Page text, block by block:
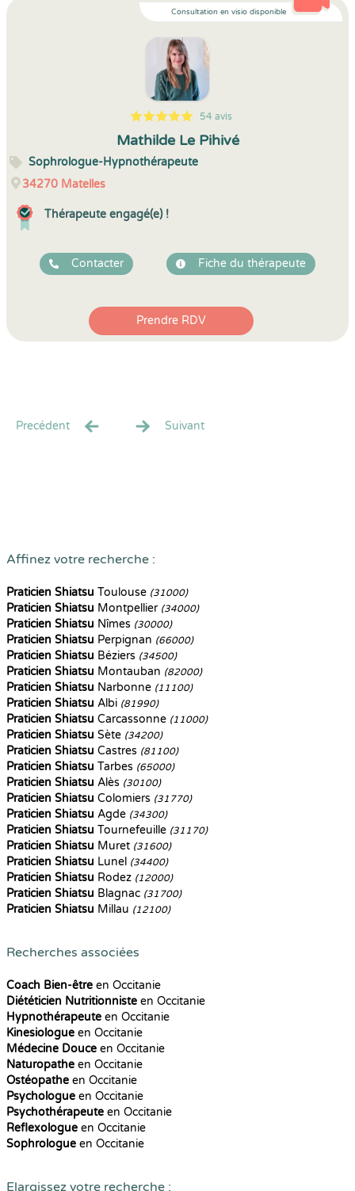
Consultation en visio disponible
5
1
5
54 54 avis
Mathilde Le Pihivé
Sophrologue-Hypnothérapeute
34270 Matelles
Thérapeute engagé(e) !
Contacter Fiche du thérapeute
Prendre RDV
Precédent Suivant
Affinez votre recherche :
Praticien Shiatsu Toulouse (31000)
Praticien Shiatsu Montpellier (34000)
Praticien Shiatsu Nîmes (30000)
Praticien Shiatsu Perpignan (66000)
Praticien Shiatsu Béziers (34500)
Praticien Shiatsu Montauban (82000)
Praticien Shiatsu Narbonne (11100)
Praticien Shiatsu Albi (81990)
Praticien Shiatsu Carcassonne (11000)
Praticien Shiatsu Sète (34200)
Praticien Shiatsu Castres (81100)
Praticien Shiatsu Tarbes (65000)
Praticien Shiatsu Alès (30100)
Praticien Shiatsu Colomiers (31770)
Praticien Shiatsu Agde (34300)
Praticien Shiatsu Tournefeuille (31170)
Praticien Shiatsu Muret (31600)
Praticien Shiatsu Lunel (34400)
Praticien Shiatsu Rodez (12000)
Praticien Shiatsu Blagnac (31700)
Praticien Shiatsu Millau (12100)
Recherches associées
Coach Bien-être en Occitanie
Diététicien Nutritionniste en Occitanie
Hypnothérapeute en Occitanie
Kinesiologue en Occitanie
Médecine Douce en Occitanie
Naturopathe en Occitanie
Ostéopathe en Occitanie
Psychologue en Occitanie
Psychothérapeute en Occitanie
Reflexologue en Occitanie
Sophrologue en Occitanie
Elargissez votre recherche :